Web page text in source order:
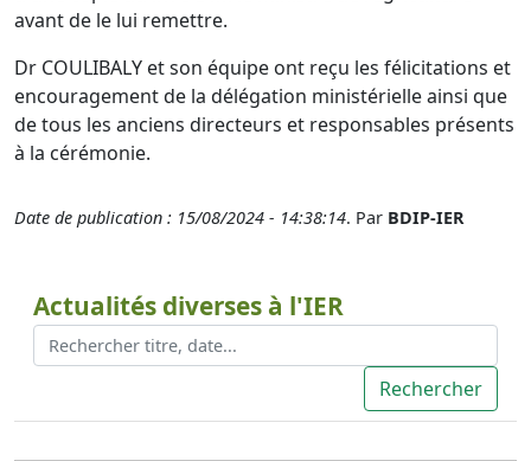
avant de le lui remettre.
Dr COULIBALY et son équipe ont reçu les félicitations et
encouragement de la délégation ministérielle ainsi que
de tous les anciens directeurs et responsables présents
à la cérémonie.
Date de publication : 15/08/2024 - 14:38:14. Par BDIP-IER
Actualités diverses à l'IER